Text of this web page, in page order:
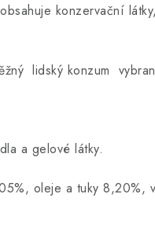
konzervační
lidský konzum
a gelové látky.
oleje a tuky 8,20%,